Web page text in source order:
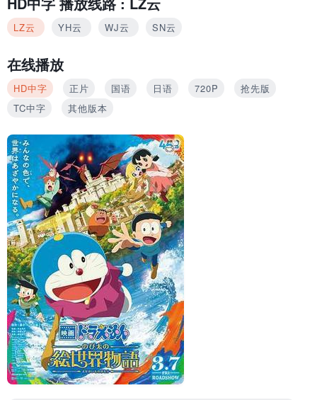
LZ云 YH云 WJ云 SN云
在线播放
HD中字 正片 国语 日语 720P
抢先版
TC中字
其他版本